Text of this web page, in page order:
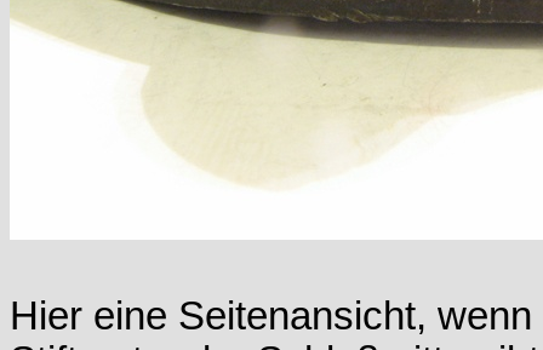
Hier eine Seitenansicht,